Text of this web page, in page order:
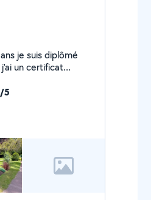
je suis diplômé
un certificat
de vos
chiens je peux les
je fais des visites
paysagiste je
, Plantation, Tonte,
5